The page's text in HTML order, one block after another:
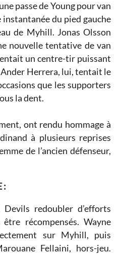
passe de Young pour van
instantanée du pied gauche
de Myhill. Jonas Olsson
nouvelle tentative de van
un centre-tir puissant
Herrera, lui, tentait le
que les supporters
la dent.
ont rendu hommage à
à plusieurs reprises
de l’ancien défenseur,
:
redoubler d’efforts
récompensés. Wayne
sur Myhill, puis
Fellaini, hors-jeu.